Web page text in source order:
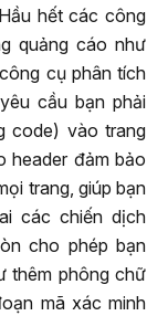
hết các công
quảng cáo như
cụ phân tích
cầu bạn phải
code) vào trang
header đảm bảo
trang, giúp bạn
các chiến dịch
cho phép bạn
thêm phông chữ
mã xác minh